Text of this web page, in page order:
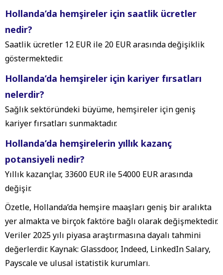
Hollanda’da hemşireler için saatlik ücretler
nedir?
Saatlik ücretler 12 EUR ile 20 EUR arasında değişiklik
göstermektedir.
Hollanda’da hemşireler için kariyer fırsatları
nelerdir?
Sağlık sektöründeki büyüme, hemşireler için geniş
kariyer fırsatları sunmaktadır.
Hollanda’da hemşirelerin yıllık kazanç
potansiyeli nedir?
Yıllık kazançlar, 33600 EUR ile 54000 EUR arasında
değişir.
Özetle, Hollanda’da hemşire maaşları geniş bir aralıkta
yer almakta ve birçok faktöre bağlı olarak değişmektedir.
Veriler 2025 yılı piyasa araştırmasına dayalı tahmini
değerlerdir. Kaynak: Glassdoor, Indeed, LinkedIn Salary,
Payscale ve ulusal istatistik kurumları.